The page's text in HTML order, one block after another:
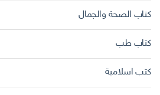
كتاب الصحة والجمال
كتاب طب
كتب اسلامية